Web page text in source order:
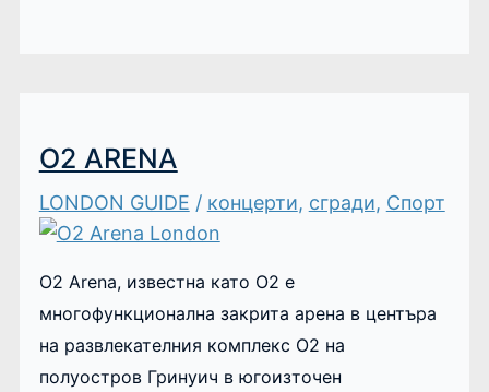
О2 ARENA
LONDON GUIDE / концерти, сгради, Спорт
O2 Arena, известна като O2 е
многофункционална закрита арена в центъра
на развлекателния комплекс O2 на
полуостров Гринуич в югоизточен